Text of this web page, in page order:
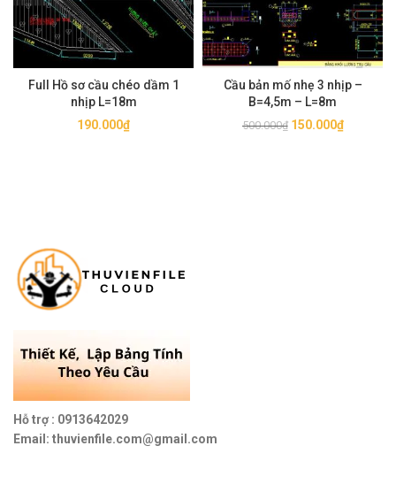
Full Hồ sơ cầu chéo dầm 1
nhịp L=18m
190.000₫
Cầu bản mố nhẹ 3 nhịp –
B=4,5m – L=8m
500.000₫ Giá
150.000₫Giá
Hỗ trợ : 0913642029
Email: thuvienfile.com@gmail.com